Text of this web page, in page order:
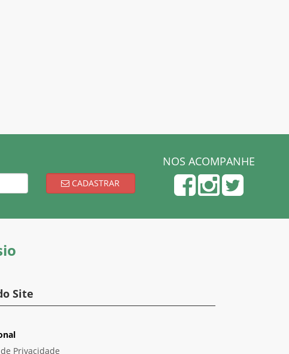
CADASTRAR
NOS ACOMPANHE
Site
Privacidade